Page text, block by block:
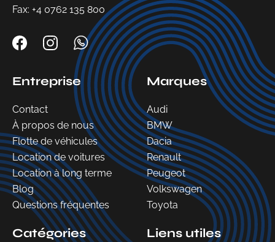
Fax: +4 0762 135 800
Entreprise
Contact
À propos de nous
Flotte de véhicules
Location de voitures
Location à long terme
Blog
Questions fréquentes
Marques
Audi
BMW
Dacia
Renault
Peugeot
Volkswagen
Toyota
Catégories Liens utiles